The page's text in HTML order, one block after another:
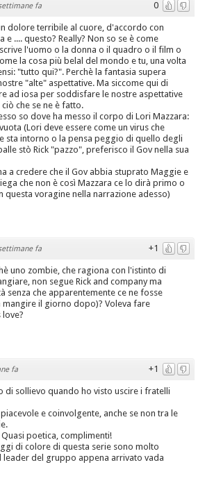
0
fa
dolore terribile al cuore, d'accordo con
e .... questo? Really? Non so se è come
l'uomo o la donna o il quadro o il film o
la cosa più belal del mondo e tu, una volta
"tutto qui?". Perchè la fantasia supera
"alte" aspettative. Ma siccome qui di
ad iosa per soddisfare le nostre aspettative
che se ne è fatto.
so dove ha messo il corpo di Lori Mazzara:
(Lori deve essere come un virus che
sta intorno o la pensa peggio di quello degli
stò Rick "pazzo", preferisco il Gov nella sua
a credere che il Gov abbia stuprato Maggie e
che non è così Mazzara ce lo dirà primo o
questa voragine nella narrazione adesso)
+1
fa
uno zombie, che ragiona con l'istinto di
non segue Rick and company ma
senza che apparentemente ce ne fosse
il giorno dopo)? Voleva fare
love?
+1
fa
di sollievo quando ho visto uscire i fratelli
e coinvolgente, anche se non tra le
poetica, complimenti!
di colore di questa serie sono molto
leader del gruppo appena arrivato vada